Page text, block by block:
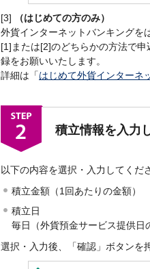
[3]
（はじめての方のみ）
外貨インターネットバンキングを
[1]または[2]のどちらかの方法で
録をお願いいたします。
詳細は「はじめて外貨インターネ
積立情報を入力
以下の内容を選択・入力してくだ
積立金額（1回あたりの金額）
積立日
毎日（外貨預金サービス提供
選択・入力後、「確認」ボタンを